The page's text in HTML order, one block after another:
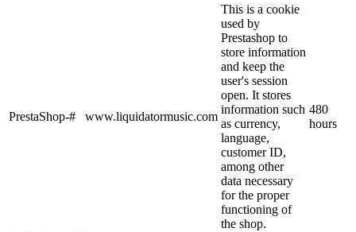
PrestaShop-# www.liquidatormusic.com
This is a cookie
used by
Prestashop to
store information
and keep the
user's session
open. It stores
information such
as currency,
language,
customer ID,
among other
data necessary
for the proper
functioning of
the shop.
480
hours